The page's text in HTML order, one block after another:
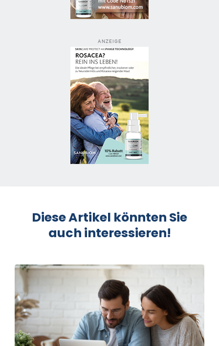
ANZEIGE
Diese Artikel könnten Sie
auch interessieren!